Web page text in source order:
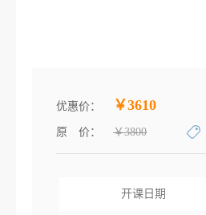
优惠价： ￥3610
原 价： ￥3800
开课日期